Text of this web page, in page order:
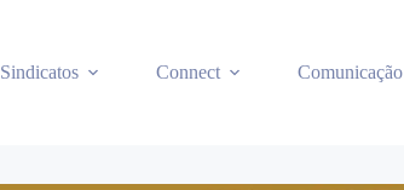
Sindicatos Connect Comunicação